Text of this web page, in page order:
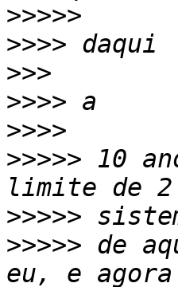
>>>>>
>>>>
>>>
>>>>
>>>>
>>>>> 10
>>>>>
>>>>> de